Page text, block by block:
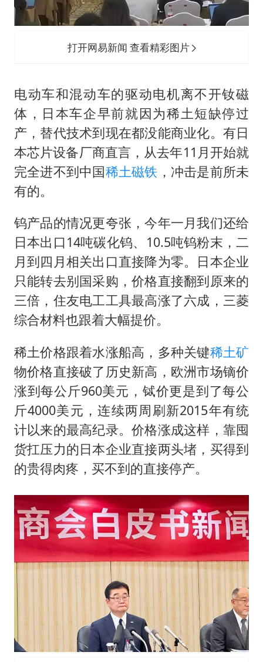
打开网易新闻 查看精彩图片
电动车和混动车的驱动电机离不开钕磁
体，日本车企早前就因为稀土短缺停过
产，替代技术到现在都没能商业化。有日
本芯片设备厂商直言，从去年11月开始就
完全进不到中国稀土磁铁 ，冲击是前所未
有的。
钨产品的情况更夸张，今年一月我们还给
日本出口14吨碳化钨、10.5吨钨粉末，二
月到四月相关出口直接降为零。日本企业
只能转去别国采购，价格直接翻到原来的
三倍，住友电工工具最高涨了六成，三菱
综合材料也跟着大幅提价。
稀土价格跟着水涨船高，多种关键稀土矿
物价格直接破了历史新高，欧洲市场镝价
涨到每公斤960美元，铽价更是到了每公
斤4000美元，连续两周刷新2015年有统
计以来的最高纪录。价格涨成这样，靠囤
货扛压力的日本企业直接两头堵，买得到
的贵得肉疼，买不到的直接停产。